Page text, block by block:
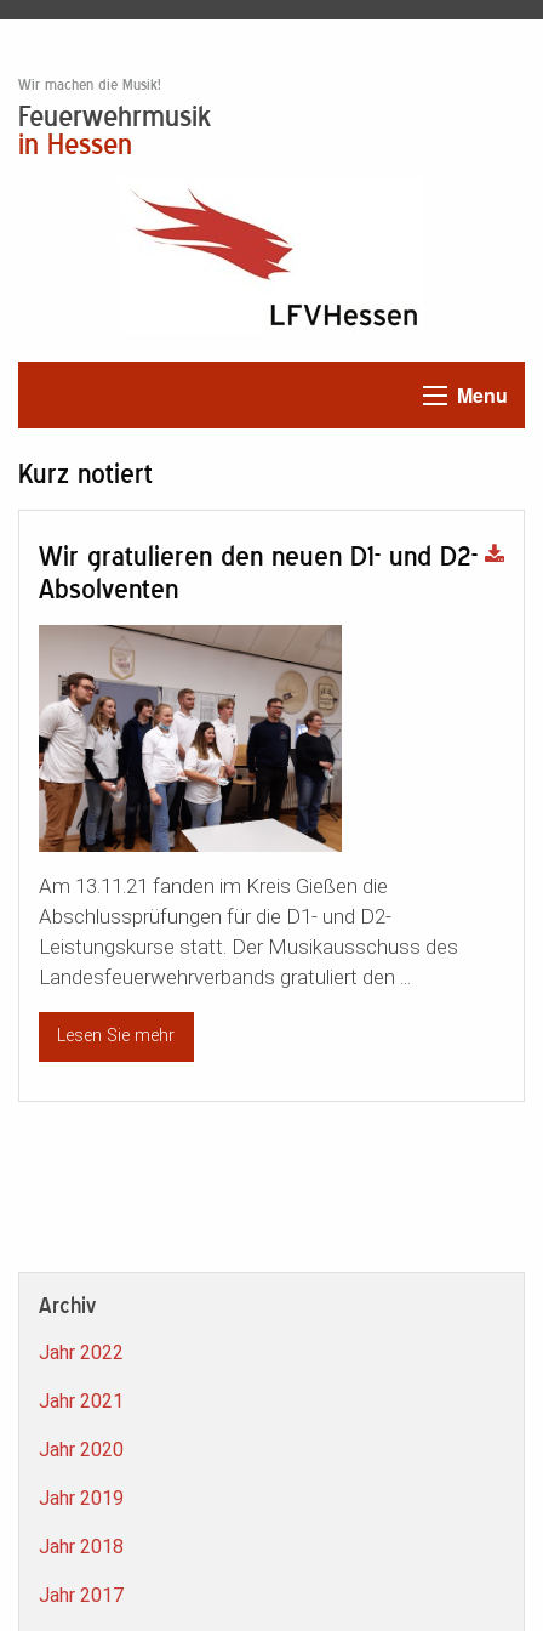
Wir machen die Musik!
Feuerwehrmusik
in Hessen
Menu
Kurz notiert
Wir gratulieren den neuen D1- und D2-
Absolventen
Am 13.11.21 fanden im Kreis Gießen die
Abschlussprüfungen für die D1- und D2-
Leistungskurse statt. Der Musikausschuss des
Landesfeuerwehrverbands gratuliert den ...
Lesen Sie mehr
Archiv
Jahr 2022
Jahr 2021
Jahr 2020
Jahr 2019
Jahr 2018
Jahr 2017